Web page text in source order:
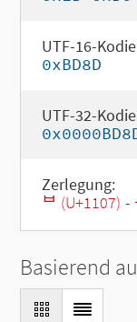
UTF-16-
0xBD8D
UTF-32-
Zerlegung:
ᄇ (U+1107) -
Basierend